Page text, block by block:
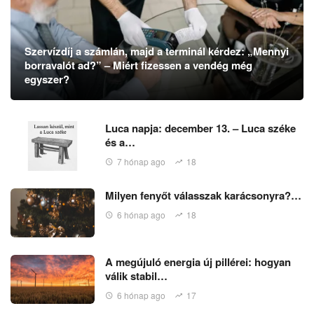
Szervízdíj a számlán, majd a terminál kérdez: „Mennyi
borravalót ad?” – Miért fizessen a vendég még
egyszer?
Luca napja: december 13. – Luca széke
és a…
7 hónap ago 18
Milyen fenyőt válasszak karácsonyra?…
6 hónap ago 18
A megújuló energia új pillérei: hogyan
válik stabil…
6 hónap ago 17